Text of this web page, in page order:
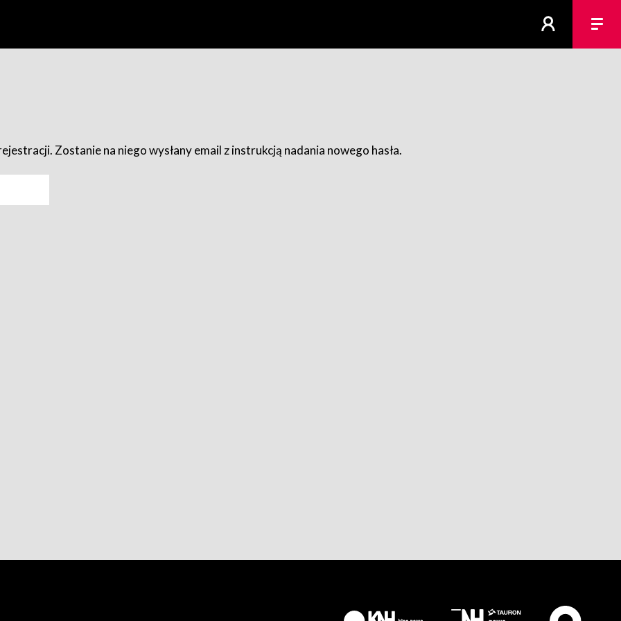
Zostanie na niego wysłany email z instrukcją nadania nowego hasła.